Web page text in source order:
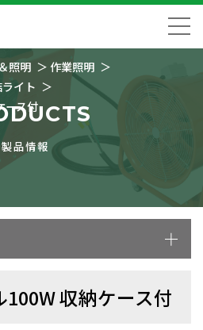
照明
作業照明
イト
ース付
製品情報
収納ケース付